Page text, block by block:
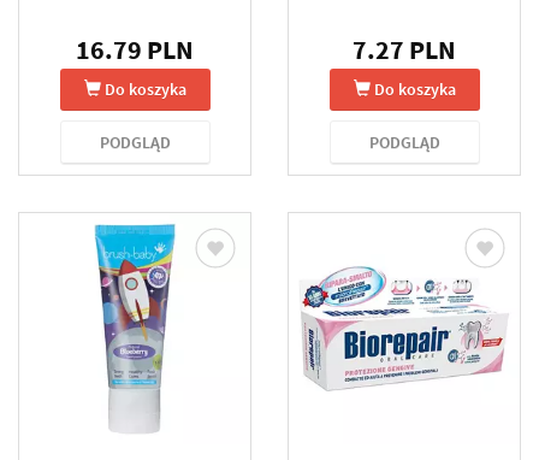
16.79 PLN
Do koszyka
PODGLĄD
7.27 PLN
Do koszyka
PODGLĄD